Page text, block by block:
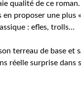
qualité de ce
proposer une plus
: efles, trolls…
terreau de base
réelle surprise